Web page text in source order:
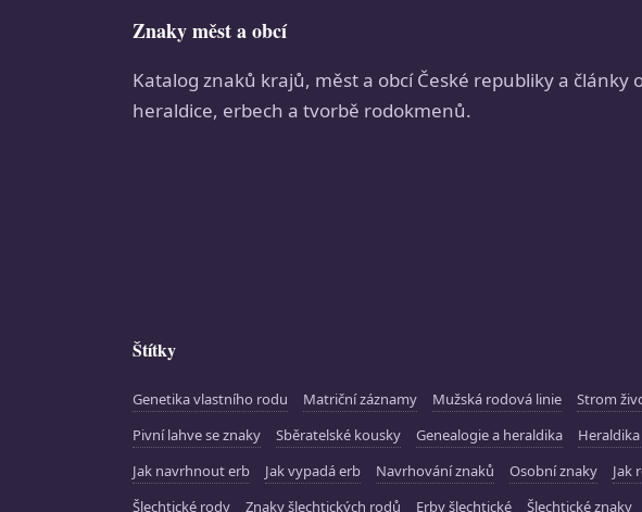
Znaky měst a obcí
Katalog znaků krajů, měst a obcí České republiky a články
heraldice, erbech a tvorbě rodokmenů.
Štítky
Genetika vlastního rodu Matriční záznamy Mužská rodová linie Strom
Pivní lahve se znaky
Sběratelské kousky Genealogie a heraldika
Jak navrhnout erb
Jak vypadá erb Navrhování znaků Osobní znaky Jak
Šlechtické rody
Znaky šlechtických rodů Erby šlechtické Šlechtické znaky